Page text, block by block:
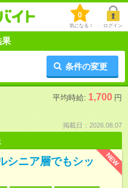
0
気になる！ ログイン
果
条件の変更
平均時給: 1,700 円
掲載日：2026.08.07
NEW
シニア層でもシッ